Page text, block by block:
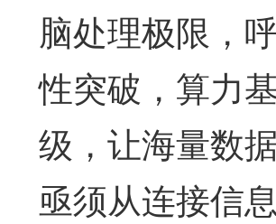
脑处理极限，
性突破，算力
级，让海量数
亟须从连接信